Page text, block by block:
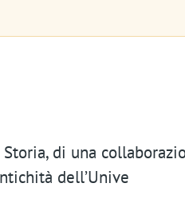
di una
dell’Unive